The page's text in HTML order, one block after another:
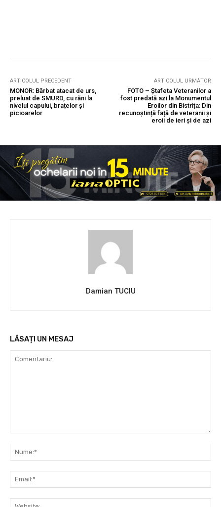
ARTICOLUL PRECEDENT
MONOR: Bărbat atacat de urs,
preluat de SMURD, cu răni la
nivelul capului, brațelor și
picioarelor
ARTICOLUL URMĂTOR
FOTO – Ștafeta Veteranilor a
fost predată azi la Monumentul
Eroilor din Bistrița: Din
recunoștință față de veteranii și
eroii de ieri și de azi
Damian TUCIU
LĂSAȚI UN MESAJ